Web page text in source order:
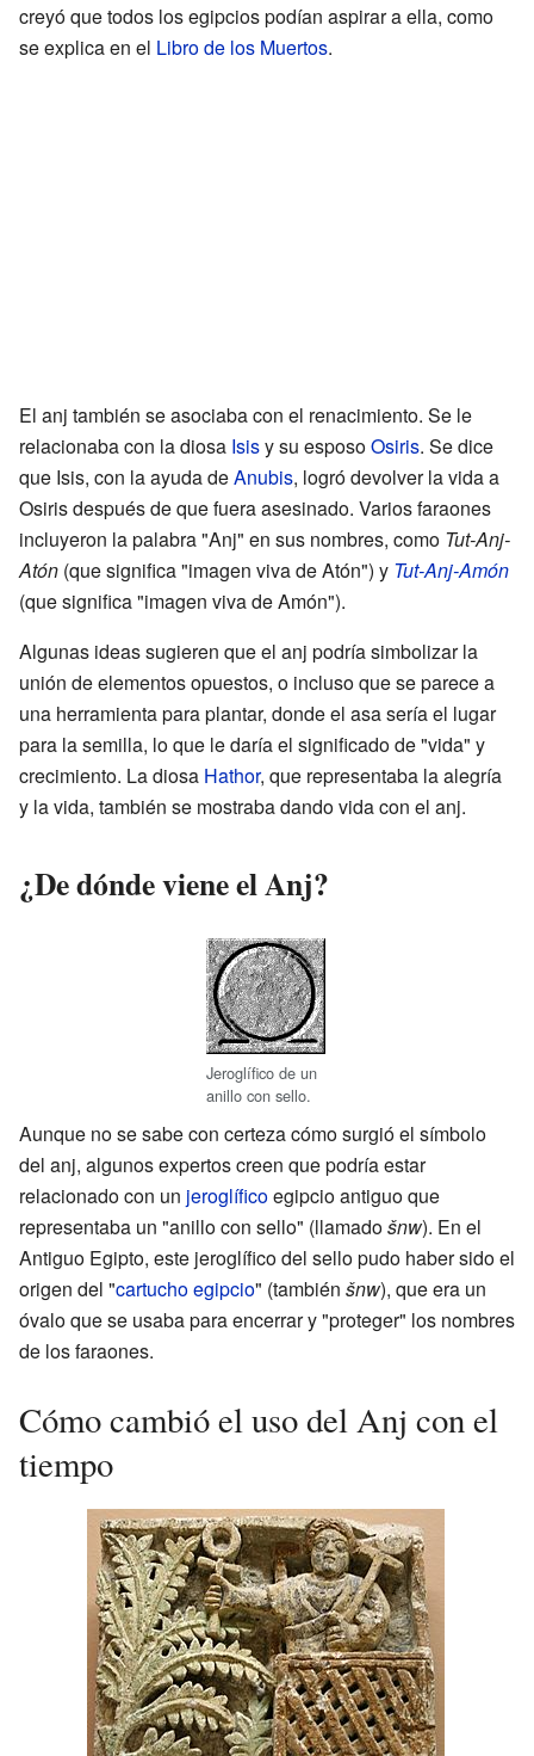
creyó que todos los egipcios podían aspirar a ella, como
se explica en el Libro de los Muertos.
El anj también se asociaba con el renacimiento. Se le
relacionaba con la diosa Isisy su esposoOsiris. Se dice
que Isis, con la ayuda deAnubis, logró devolver la vida a
Osiris después de que fuera asesinado. Varios faraones
incluyeron la palabra "Anj" en sus nombres, como Tut-Anj-
Atón (que significa "imagen viva de Atón") y Tut-Anj-Amón
(que significa "imagen viva de Amón").
Algunas ideas sugieren que el anj podría simbolizar la
unión de elementos opuestos, o incluso que se parece a
una herramienta para plantar, donde el asa sería el lugar
para la semilla, lo que le daría el significado de "vida" y
crecimiento. La diosa Hathor, que representaba la alegría
y la vida, también se mostraba dando vida con el anj.
¿De dónde viene el Anj?
Jeroglífico de un
anillo con sello.
Aunque no se sabe con certeza cómo surgió el símbolo
del anj, algunos expertos creen que podría estar
relacionado con un jeroglíficoegipcio antiguo que
representaba un "anillo con sello" (llamadošnw). En el
Antiguo Egipto, este jeroglífico del sello pudo haber sido el
origen del "cartucho egipcio" (también šnw), que era un
óvalo que se usaba para encerrar y "proteger" los nombres
de los faraones.
Cómo cambió el uso del Anj con el
tiempo